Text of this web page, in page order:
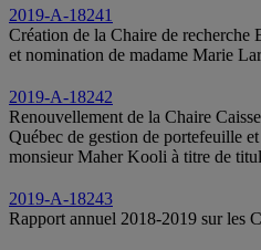
2019-A-18241
Création de la Chaire de recherche
et nomination de madame Marie
2019-A-18242
Renouvellement de la Chaire
Québec de gestion de portefeuille
monsieur Maher Kooli à titre de
2019-A-18243
Rapport annuel 2018-2019 sur les